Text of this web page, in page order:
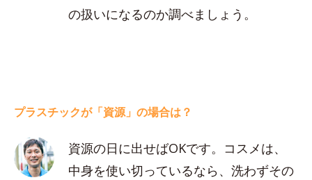
の扱いになるのか調べましょう。
プラスチックが「資源」の場合は？
資源の日に出せばOKです。コスメは、
中身を使い切っているなら、洗わずその